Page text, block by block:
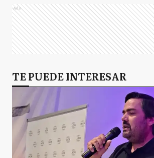
Ads
TE PUEDE INTERESAR